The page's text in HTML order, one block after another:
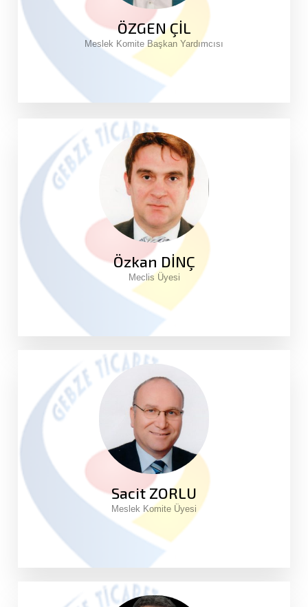
ÖZGEN ÇİL
Meslek Komite Başkan Yardımcısı
Özkan DİNÇ
Meclis Üyesi
Sacit ZORLU
Meslek Komite Üyesi